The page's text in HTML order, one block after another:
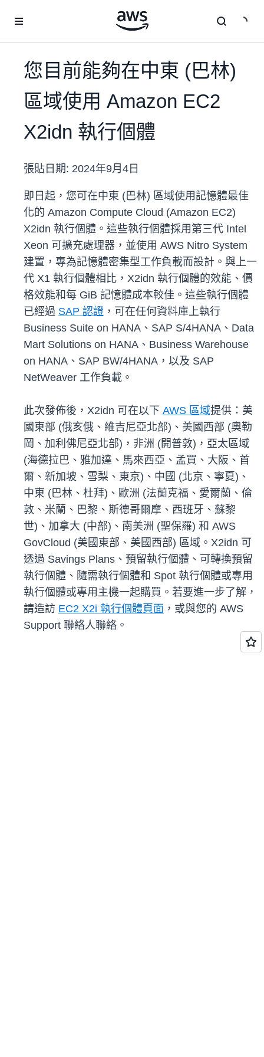
您目前能夠在中東 (巴林)
區域使用 Amazon EC2
X2idn 執行個體
張貼日期: 2024年9月4日
即日起，您可在中東 (巴林) 區域使用記憶體最佳
化的 Amazon Compute Cloud (Amazon EC2)
X2idn 執行個體。這些執行個體採用第三代 Intel
Xeon 可擴充處理器，並使用 AWS Nitro System
建置，專為記憶體密集型工作負載而設計。與上一
代 X1 執行個體相比，X2idn 執行個體的效能、價
格效能和每 GiB 記憶體成本較佳。這些執行個體
已經過 SAP 認證 ，可在任何資料庫上執行
Business Suite on HANA、SAP S/4HANA、Data
Mart Solutions on HANA、Business Warehouse
on HANA、SAP BW/4HANA，以及 SAP
NetWeaver 工作負載。
此次發佈後，X2idn 可在以下 AWS 區域提供：美
國東部 (俄亥俄、維吉尼亞北部)、美國西部 (奧勒
岡、加利佛尼亞北部)，非洲 (開普敦)，亞太區域
(海德拉巴、雅加達、馬來西亞、孟買、大阪、首
爾、新加坡、雪梨、東京)、中國 (北京、寧夏)、
中東 (巴林、杜拜)、歐洲 (法蘭克福、愛爾蘭、倫
敦、米蘭、巴黎、斯德哥爾摩、西班牙、蘇黎
世)、加拿大 (中部)、南美洲 (聖保羅) 和 AWS
GovCloud (美國東部、美國西部) 區域。X2idn 可
透過 Savings Plans、預留執行個體、可轉換預留
執行個體、隨需執行個體和 Spot 執行個體或專用
執行個體或專用主機一起購買。若要進一步了解，
請造訪 EC2 X2i 執行個體頁面 ，或與您的 AWS
Support 聯絡人聯絡。